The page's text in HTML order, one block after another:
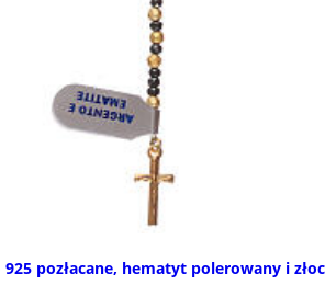
925 pozłacane, hematyt polerowany i